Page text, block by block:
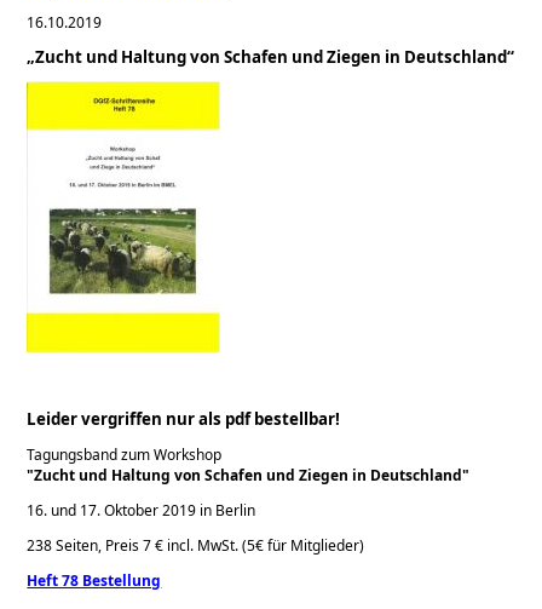
16.10.2019
„Zucht und Haltung von Schafen und Ziegen in Deutschland“
Leider vergriffen nur als pdf bestellbar!
Tagungsband zum Workshop
Zucht und Haltung von Schafen und Ziegen in Deutschland
16. und 17. Oktober 2019 in Berlin
238 Seiten, Preis 7 € incl. MwSt. (5€ für Mitglieder)
Heft 78 Bestellung